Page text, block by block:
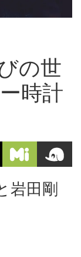
の世
時計
岩田剛